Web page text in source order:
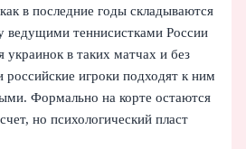
в последние годы складываются
ведущими теннисистками России
в таких матчах и без
российские игроки подходят к ним
Формально на корте остаются
но психологический пласт